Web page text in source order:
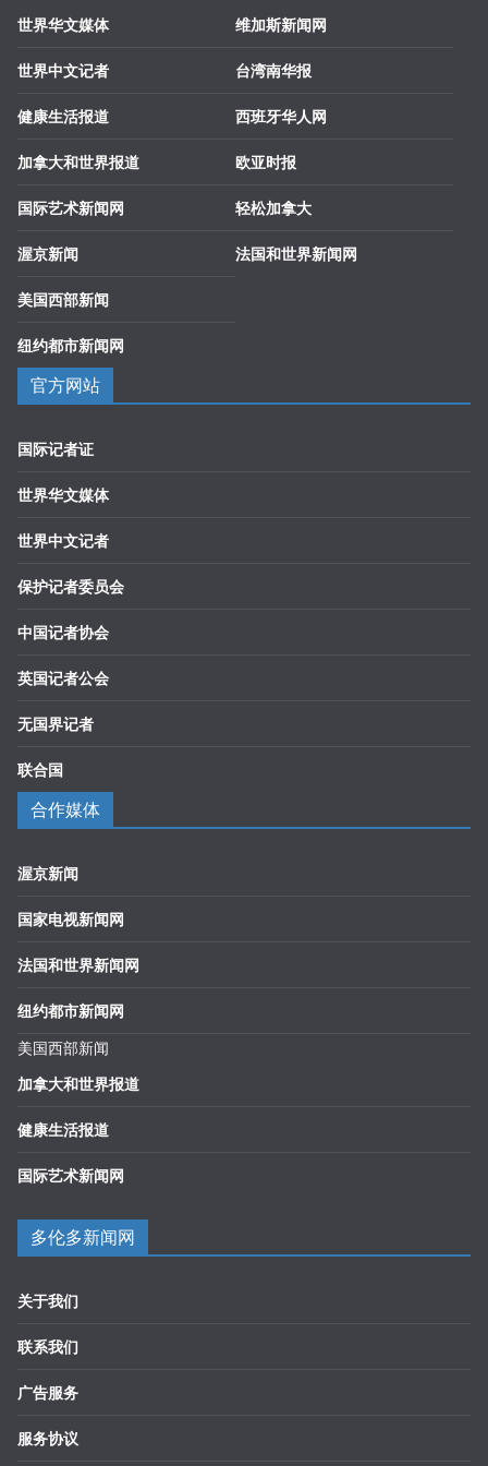
世界华文媒体
世界中文记者
健康生活报道
加拿大和世界报道
国际艺术新闻网
渥京新闻
美国西部新闻
纽约都市新闻网
维加斯新闻网
台湾南华报
西班牙华人网
欧亚时报
轻松加拿大
法国和世界新闻网
官方网站
国际记者证
世界华文媒体
世界中文记者
保护记者委员会
中国记者协会
英国记者公会
无国界记者
联合国
合作媒体
渥京新闻
国家电视新闻网
法国和世界新闻网
纽约都市新闻网
美国西部新闻
加拿大和世界报道
健康生活报道
国际艺术新闻网
多伦多新闻网
关于我们
联系我们
广告服务
服务协议